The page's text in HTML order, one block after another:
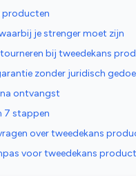
producten
je strenger moet zijn
bij tweedekans
zonder juridisch gedoe
ontvangst
7 stappen
over tweedekans
voor tweedekans